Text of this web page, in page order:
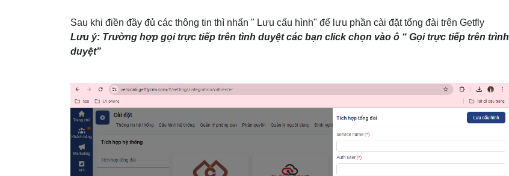
Sau khi điền đầy đủ các thông tin thì nhấn " Lưu cấu hình" để lưu phần cài đặt tổng đài trên Getfly
Lưu ý: Trường hợp gọi trực tiếp trên tình duyệt các bạn click chọn vào ô “ Gọi trực tiếp trên trình
duyệt”